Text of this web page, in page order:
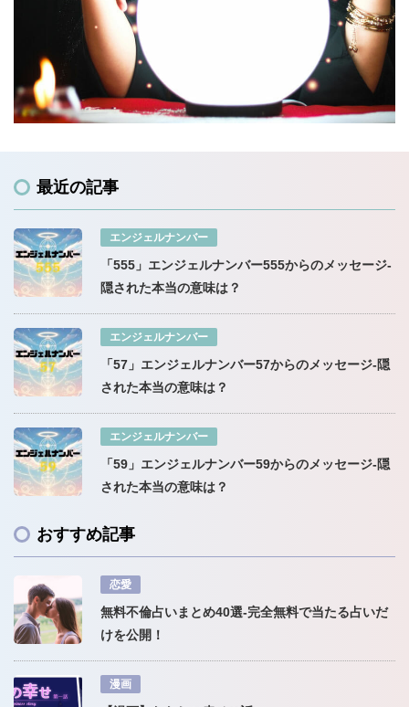
最近の記事
エンジェルナンバー
「555」エンジェルナンバー555からのメッセージ-
隠された本当の意味は？
エンジェルナンバー
「57」エンジェルナンバー57からのメッセージ-隠
された本当の意味は？
エンジェルナンバー
「59」エンジェルナンバー59からのメッセージ-隠
された本当の意味は？
おすすめ記事
恋愛
無料不倫占いまとめ40選-完全無料で当たる占いだ
けを公開！
漫画